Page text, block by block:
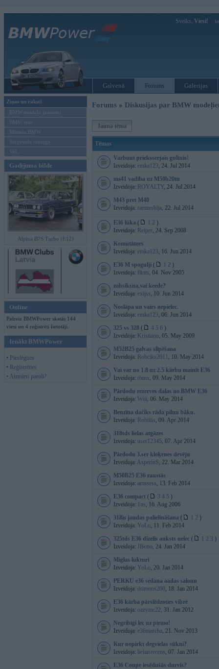
Sveiks, Viesi!
Galvenā Forums Galerijas
Ziņas un raksti
BMW modeļu jaunumi
BMW testi
Mēneša BMW
Sērijveida tūnings
Vel...
Gadījuma bilde
Alpina B7S Turbo (E12)
Online
Pašreiz BMWPower skatās 144
viesi un 4 reģistrēti lietotāji.
Ienākt BMWPower
• Pieslēgties
• Reģistrēties
• Aizmirsi paroli?
Forums » Diskusijas par BMW
Jauna tēma
Tēmas
Varbuut prieksseejais gultnis!
Izveidoja: emka123, 24. Jul 2014
ms41 vadība uz M50b20tu
Izveidoja: ROYALTY, 24. Jul 2014
M43 pret M40
Izveidoja: ramzesblja, 22. Jul 2014
E36 lūka ( 1 2 )
Izveidoja: Reiper, 24. Sep 2008
Komutātors
Izveidoja: emka123, 16. Jun 2014
E36 M spogulji ( 1 2 )
Izveidoja: flints, 04. Nov 2005
zobsiksna,vai keede?
Izveidoja: exijss, 10. Jun 2014
Noslāpa un vairs nepielec.
Izveidoja: emka123, 06. Jun 2014
325 vs 328 ( 4 5 6 )
Izveidoja: Kristiano, 05. May 2009
M52B25 galvas slīpēšana
Izveidoja: Robciks2011 , 10. May 2014
Vai var no 1.8 uz 2.5 kārbu mainīt E36
Izveidoja: rbmx, 09. May 2014
Pārdodu rezerves daļas no BMW E36
Izveidoja: Wiii, 06. May 2014
Benzīna dačiks rāda pilnu bāku.
Izveidoja: Robiiiis, 09. Apr 2014
318tds lielas atgāzes
Izveidoja: user12345, 07. Apr 2014
Pārdodu 3.ser kloķenes devēju
Izveidoja: AsperinS, 22. Mar 2014
M50B25 E36 raustās
Izveidoja: amssess, 13. Feb 2014
E36 compact ( 3 4 5 )
Izveidoja: 1ns, 16. Aug 2006
318is jaudas palielināšana ( 1 2 )
Izveidoja: YoLo, 11. Feb 2014
325tds E36 dīzelis auksts nelec ( 1 2 3 )
Izveidoja: JBotto, 24. Jan 2014
Miglas lukturi
Izveidoja: YoLo, 20. Jan 2014
PERKU e36 sedana aadas salonu
Izveidoja: drimons200, 18. Jan 2014
E36 kārba pārslēdzoties vibrē
Izveidoja: ozzymc22, 31. Jan 2012
Negribīgi lec uz pirmo!
Izveidoja: e36marcha, 21. Nov 2013
Kur nopirkt degvielas sūkni?
Izveidoja: lielaisercens, 07. Jan 2014
E36 Coupe iesēdušās durvis?